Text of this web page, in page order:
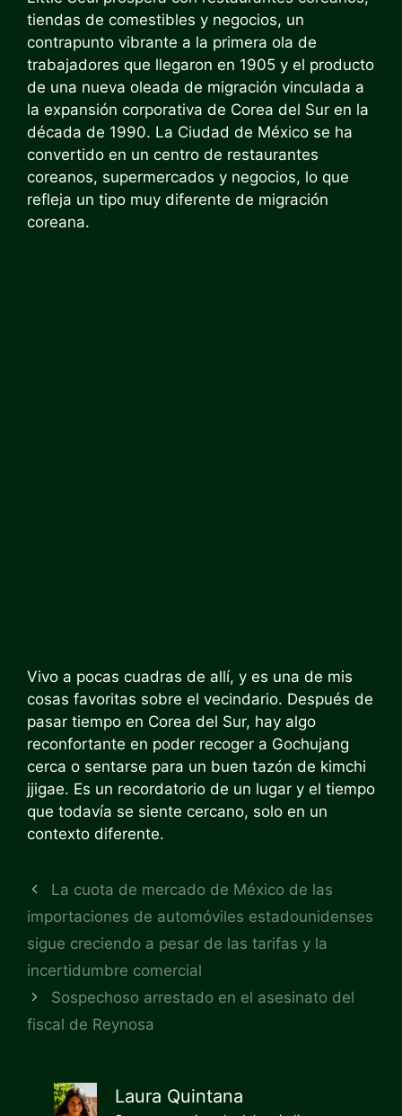
tiendas de comestibles y negocios, un
contrapunto vibrante a la primera ola de
trabajadores que llegaron en 1905 y el producto
de una nueva oleada de migración vinculada a
la expansión corporativa de Corea del Sur en la
década de 1990. La Ciudad de México se ha
convertido en un centro de restaurantes
coreanos, supermercados y negocios, lo que
refleja un tipo muy diferente de migración
coreana.
Vivo a pocas cuadras de allí, y es una de mis
cosas favoritas sobre el vecindario. Después de
pasar tiempo en Corea del Sur, hay algo
reconfortante en poder recoger a Gochujang
cerca o sentarse para un buen tazón de kimchi
jjigae. Es un recordatorio de un lugar y el tiempo
que todavía se siente cercano, solo en un
contexto diferente.
La cuota de mercado de México de las
importaciones de automóviles estadounidenses
sigue creciendo a pesar de las tarifas y la
incertidumbre comercial
Sospechoso arrestado en el asesinato del
fiscal de Reynosa
Laura Quintana